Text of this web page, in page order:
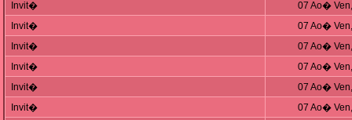
Invit�
07 Ao�
Invit�
07 Ao�
Invit�
07 Ao�
Invit�
07 Ao�
Invit�
07 Ao�
Invit�
07 Ao�